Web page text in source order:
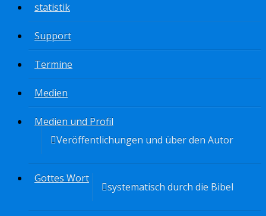
statistik
Support
Termine
Medien
Medien und Profil
Veröffentlichungen und über den Autor
Gottes Wort
systematisch durch die Bibel